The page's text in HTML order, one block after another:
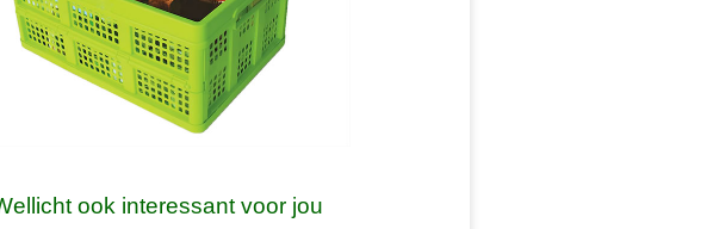
ook interessant voor jou